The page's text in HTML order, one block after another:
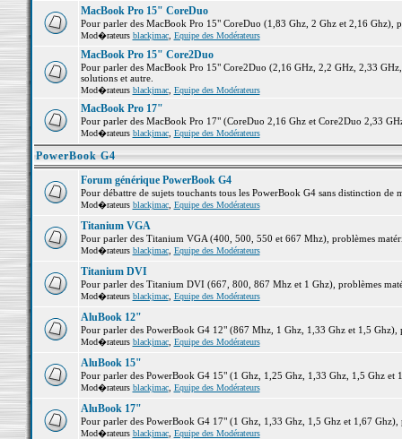
MacBook Pro 15" CoreDuo
Pour parler des MacBook Pro 15" CoreDuo (1,83 Ghz, 2 Ghz et 2,16 Ghz),
Mod�rateurs blackjmac, Equipe des Modérateurs
MacBook Pro 15" Core2Duo
Pour parler des MacBook Pro 15" Core2Duo (2,16 GHz, 2,2 GHz, 2,33
solutions et autre.
Mod�rateurs blackjmac, Equipe des Modérateurs
MacBook Pro 17"
Pour parler des MacBook Pro 17" (CoreDuo 2,16 Ghz et Core2Duo 2,33
Mod�rateurs blackjmac, Equipe des Modérateurs
PowerBook G4
Forum générique PowerBook G4
Pour débattre de sujets touchants tous les PowerBook G4 sans distinction de
Mod�rateurs blackjmac, Equipe des Modérateurs
Titanium VGA
Pour parler des Titanium VGA (400, 500, 550 et 667 Mhz), problèmes
Mod�rateurs blackjmac, Equipe des Modérateurs
Titanium DVI
Pour parler des Titanium DVI (667, 800, 867 Mhz et 1 Ghz), problèmes
Mod�rateurs blackjmac, Equipe des Modérateurs
AluBook 12"
Pour parler des PowerBook G4 12" (867 Mhz, 1 Ghz, 1,33 Ghz et 1,5 Ghz),
Mod�rateurs blackjmac, Equipe des Modérateurs
AluBook 15"
Pour parler des PowerBook G4 15" (1 Ghz, 1,25 Ghz, 1,33 Ghz, 1,5 Ghz et
Mod�rateurs blackjmac, Equipe des Modérateurs
AluBook 17"
Pour parler des PowerBook G4 17" (1 Ghz, 1,33 Ghz, 1,5 Ghz et 1,67 Ghz),
Mod�rateurs blackjmac, Equipe des Modérateurs